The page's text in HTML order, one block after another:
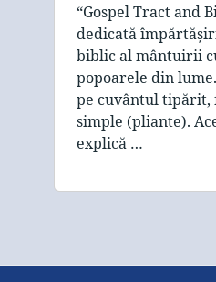
“Gospel Tract and
dedicată
biblic al mântuirii
popoarele din
pe cuvântul tipărit,
simple (pliante).
explică …